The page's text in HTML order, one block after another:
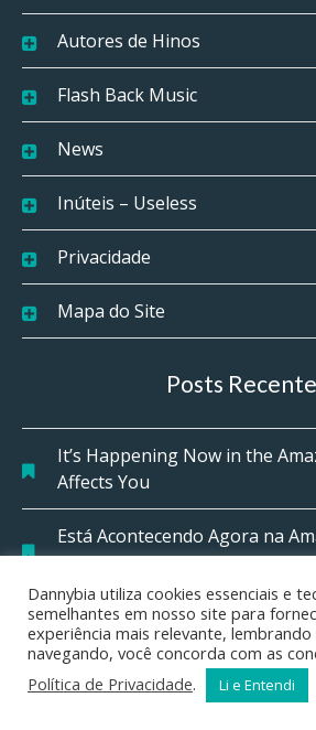
Autores de Hinos
Flash Back Music
News
Inúteis – Useless
Privacidade
Mapa do Site
Posts
It’s Happening Now in the
Affects You
Está Acontecendo Agora na
Você
Deus Fala Através da Criação
My First Love With Jesus
Dannybia utiliza cookies essenciais e
semelhantes em nosso site para
experiência mais relevante,
navegando, você concorda com as
Política de Privacidade. Li e Entendi